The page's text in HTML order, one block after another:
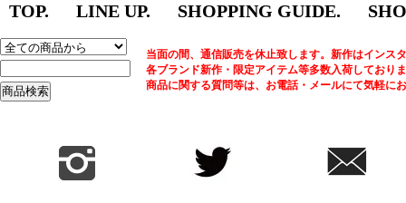
TOP. LINE UP. SHOPPING GUIDE.
当面の間、通信販売を休止致します。新作はインス
各ブランド新作・限定アイテム等多数入荷しており
商品に関する質問等は、お電話・メールにて気軽に